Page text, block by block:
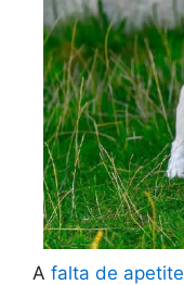
A falta de apetite